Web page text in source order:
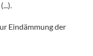
Eindämmung der